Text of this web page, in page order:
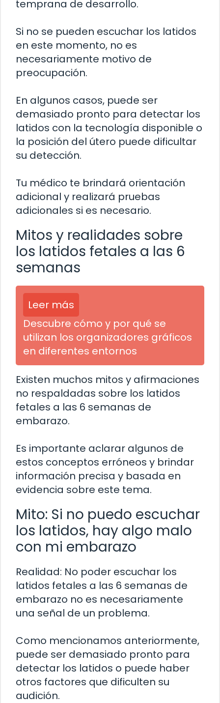
temprana de desarrollo.
Si no se pueden escuchar los latidos
en este momento, no es
necesariamente motivo de
preocupación.
En algunos casos, puede ser
demasiado pronto para detectar los
latidos con la tecnología disponible o
la posición del útero puede dificultar
su detección.
Tu médico te brindará orientación
adicional y realizará pruebas
adicionales si es necesario.
Mitos y realidades sobre
los latidos fetales a las 6
semanas
Leer más
Descubre cómo y por qué se
utilizan los organizadores gráficos
en diferentes entornos
Existen muchos mitos y afirmaciones
no respaldadas sobre los latidos
fetales a las 6 semanas de
embarazo.
Es importante aclarar algunos de
estos conceptos erróneos y brindar
información precisa y basada en
evidencia sobre este tema.
Mito: Si no puedo escuchar
los latidos, hay algo malo
con mi embarazo
Realidad: No poder escuchar los
latidos fetales a las 6 semanas de
embarazo no es necesariamente
una señal de un problema.
Como mencionamos anteriormente,
puede ser demasiado pronto para
detectar los latidos o puede haber
otros factores que dificulten su
audición.